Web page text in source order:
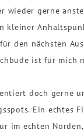
wieder gerne
kleiner
den nächsten
ist für mich
doch gerne
Ein echtes
im echten